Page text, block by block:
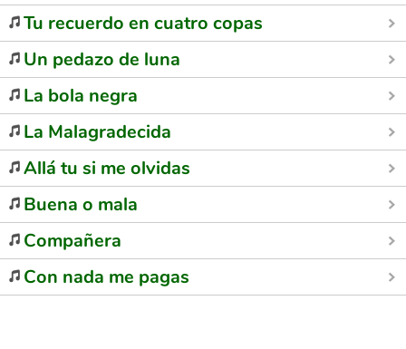
Tu recuerdo en cuatro copas
Un pedazo de luna
La bola negra
La Malagradecida
Allá tu si me olvidas
Buena o mala
Compañera
Con nada me pagas